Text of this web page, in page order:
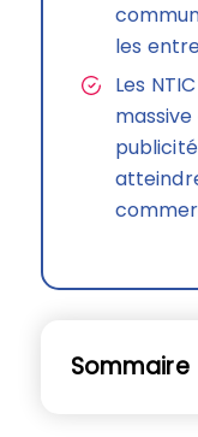
les
Les
Sommaire